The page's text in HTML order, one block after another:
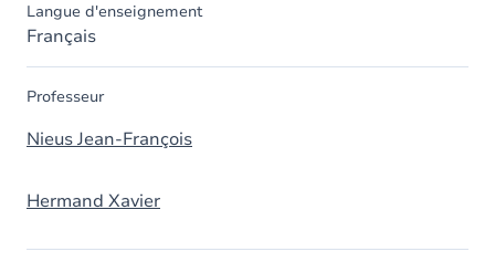
Langue d'enseignement
Français
Professeur
Nieus Jean-François
Hermand Xavier